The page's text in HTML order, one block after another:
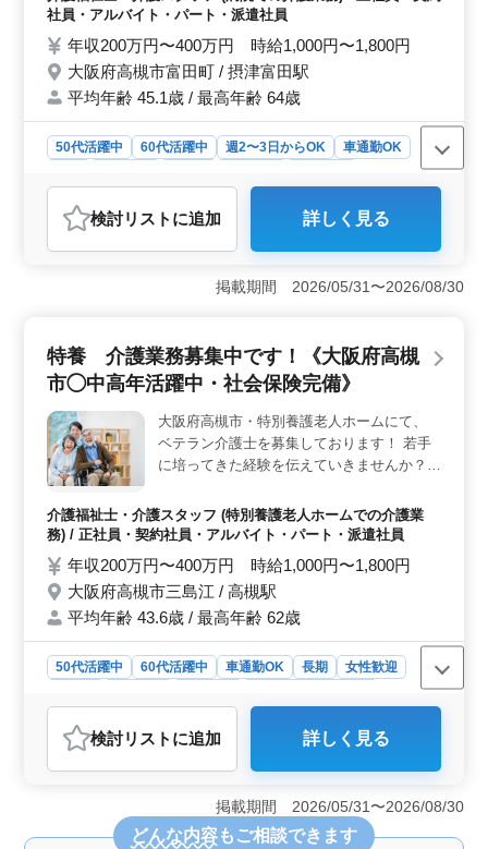
働くことができます。経験を活かし、新たなキャリアを
築きたい方のご応募をお待ちしています。
中高年活躍中 ・交通費支給 ・社会保険完備
い合わせください／
社員・アルバイト・パート・派遣社員
年収200万円〜400万円 時給1,000円〜1,800円
大阪府高槻市富田町 / 摂津富田駅
平均年齢 45.1歳 / 最高年齢 64歳
50代活躍中 60代活躍中 週2〜3日からOK
車通勤OK
介護福祉士・介護スタッフ
おすすめポイント
＜通勤の便利さ＞ 摂津富田駅からアクセス可能で、マ
イカー通勤も可能。忙しい日々の中でも、通勤のストレ
スを減らすことができます。 ＜柔軟な雇用形態＞
働き方が選べます。 ＜福利厚生＞ 中高年層が活躍
中であり、経験豊富なスタッフが多いため、安心してス
やすい環境です。
検討リスト に追加 詳しく見る
掲載期間 2026/05/31〜2026/08/30
特養 介護業務募集中です！《大阪府高槻
市◯中高年活躍中・社会保険完備》
大阪府高槻市・特別養護老人ホームにて、
ベテラン介護士を募集しております！ 若手
に培ってきた経験を伝えていきませんか？
泄介助など） ・レクリエーション ・リハビ
リテーションサポート ・書類作成、書類整
など ーポイントー ・交通費実費支給 ・社会
保障完備 ・マイカー通勤可能 明るく働きや
すい職場となっています。 皆様のご応募、
お待ちしております！
介護福祉士・介護スタッフ (特別養護老人ホームでの介護業
務) / 正社員・契約社員・アルバイト・パート・派遣社員
年収200万円〜400万円 時給1,000円〜1,800円
大阪府高槻市三島江 / 高槻駅
平均年齢 43.6歳 / 最高年齢 62歳
50代活躍中 60代活躍中 車通勤OK 長期
女性歓迎
おすすめポイント
＜経験と資格を活かせる＞ 介護経験が1年以上あり、ヘ
ルパー2級以上の資格を持つ方を募集しています。これま
での経験を活かして、特別養護老人ホームでの多岐にわ
たる介護業務をおまかせします。 ＜安定した勤務環
検討リスト に追加 詳しく見る
掲載期間 2026/05/31〜2026/08/30
どんな内容もご相談できます